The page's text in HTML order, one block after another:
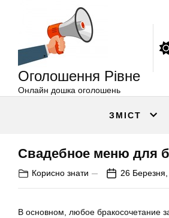
Оголошення Рівне
Онлайн дошка оголошень
ЗМІСТ
Свадебное меню для
Корисно знати 26 Березня,
В основном, любое бракосочетание